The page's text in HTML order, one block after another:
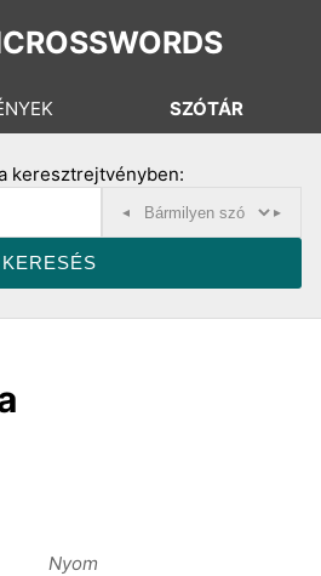
SZÓTÁR
keresztrejtvényben:
◂ ▸
Nyom